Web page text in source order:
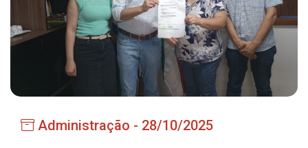
Secretarias
Administração
Agricultura e Meio Ambiente
Educação, Cultura, Desporto e Turismo
Administração - 28/10/2025